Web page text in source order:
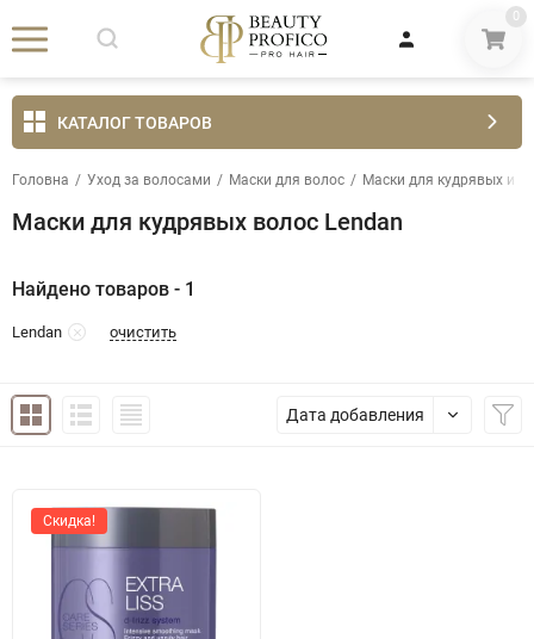
0
КАТАЛОГ ТОВАРОВ
Головна / Уход за волосами / Маски для волос / Маски для кудрявых и
Маски для кудрявых волос Lendan
Найдено товаров - 1
Lendan очистить
Дата добавления
Скидка!